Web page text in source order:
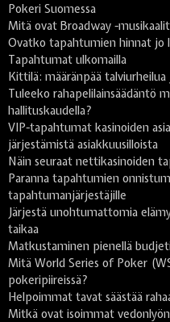
Pokeri Suomessa
Mitä ovat Broadway -
Ovatko tapahtumien hinnat jo
Tapahtumat ulkomailla
Kittilä: määränpää
Tuleeko rahapelilainsäädäntö
hallituskaudella?
VIP-tapahtumat kasinoiden
järjestämistä asiakkuusilloista
Näin seuraat nettikasinoiden
Paranna tapahtumien
tapahtumanjärjestäjille
Järjestä unohtumattomia
taikaa
Matkustaminen pienellä
Mitä World Series of Poker
pokeripiireissä?
Helpoimmat tavat säästää
Mitkä ovat isoimmat